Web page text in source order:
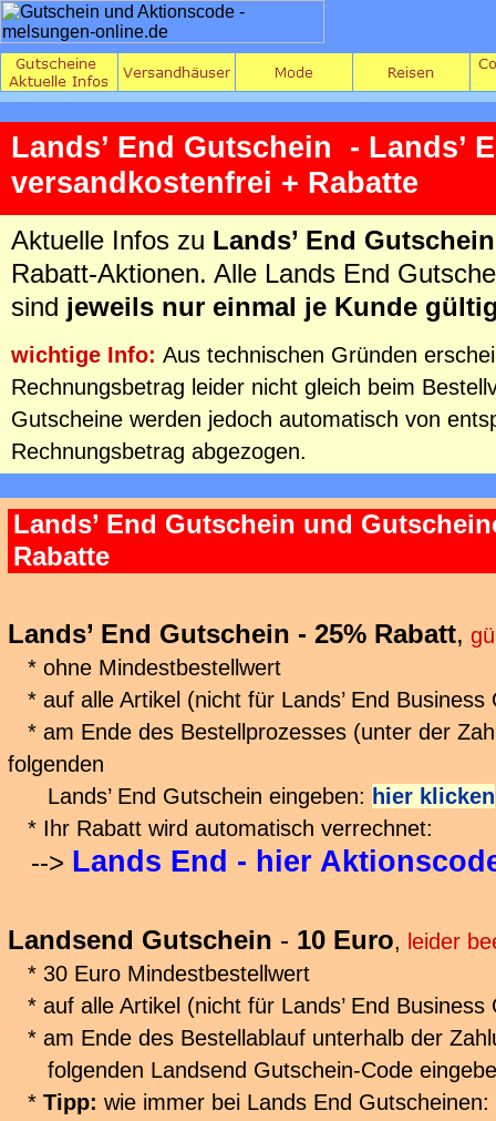
Lands’ End Gutschein - Lands’
versandkostenfrei + Rabatte
Aktuelle Infos zu Lands’ End Gutschein
Rabatt-Aktionen. Alle Lands End
sind jeweils nur einmal je Kunde
wichtige Info: Aus technischen Gründen
Rechnungsbetrag leider nicht gleich beim
Gutscheine werden jedoch automatisch von
Rechnungsbetrag abgezogen.
Lands’ End Gutschein und
Rabatte
Lands’ End Gutschein - 25% Rabatt,
* ohne Mindestbestellwert
* auf alle Artikel (nicht für Lands’ End Business
* am Ende des Bestellprozesses (unter der
folgenden
Lands’ End Gutschein eingeben: hier klicken
* Ihr Rabatt wird automatisch verrechnet:
--> Lands End - hier
Landsend Gutschein - 10 Euro, leider
* 30 Euro Mindestbestellwert
* auf alle Artikel (nicht für Lands’ End Business
* am Ende des Bestellablauf unterhalb der
folgenden Landsend Gutschein-Code
* Tipp: wie immer bei Lands End